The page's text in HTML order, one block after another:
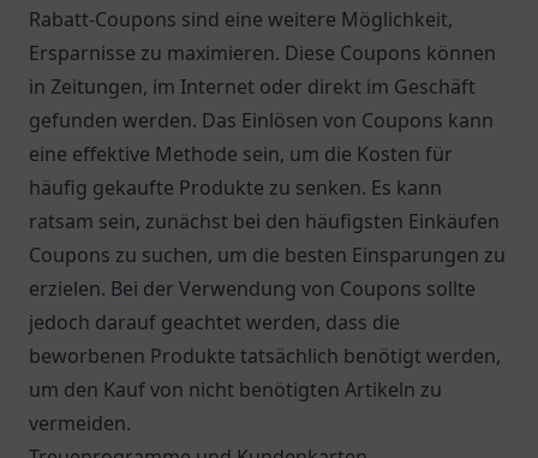
Rabatt-Coupons sind eine weitere Möglichkeit,
Ersparnisse zu maximieren. Diese Coupons können
in Zeitungen, im Internet oder direkt im Geschäft
gefunden werden. Das Einlösen von Coupons kann
eine effektive Methode sein, um die Kosten für
häufig gekaufte Produkte zu senken. Es kann
ratsam sein, zunächst bei den häufigsten Einkäufen
Coupons zu suchen, um die besten Einsparungen zu
erzielen. Bei der Verwendung von Coupons sollte
jedoch darauf geachtet werden, dass die
beworbenen Produkte tatsächlich benötigt werden,
um den Kauf von nicht benötigten Artikeln zu
vermeiden.